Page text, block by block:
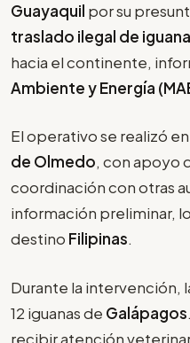
Guayaquil por su
traslado ilegal de
hacia el continente,
Ambiente y Energía
El operativo se realizó
de Olmedo, con apoyo
coordinación con otras
información preliminar,
destino Filipinas.
Durante la intervención,
12 iguanas de Galápagos
recibir atención